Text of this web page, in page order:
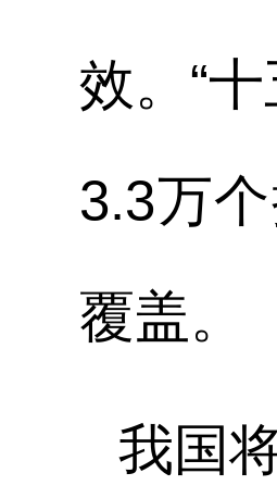
效。“
3.3万
覆盖。
我国